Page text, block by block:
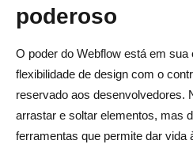
poderoso
O poder do Webflow está em
flexibilidade de design com o
reservado aos desenvolvedores.
arrastar e soltar elementos, mas
ferramentas que permite dar vida